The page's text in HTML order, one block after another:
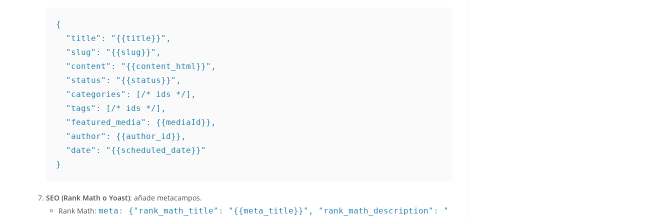
{
  "title": "{{title}}",
  "slug": "{{slug}}",
  "content": "{{content_html}}",
  "status": "{{status}}",
  "categories": [/* ids */],
  "tags": [/* ids */],
  "featured_media": {{mediaId}},
  "author": {{author_id}},
  "date": "{{scheduled_date}}"
}
SEO (Rank Math o Yoast): añade metacampos.
Rank Math: meta: {"rank_math_title": "{{meta_title}}", "rank_math_description": "